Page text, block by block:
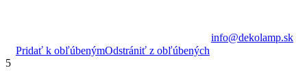
info@dekolamp.sk
Pridať k obľúbenýmOdstrániť z obľúbených
5